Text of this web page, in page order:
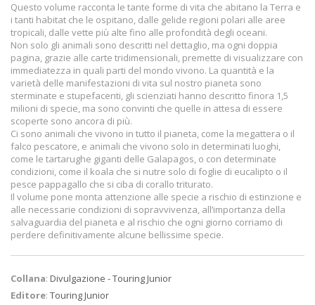
Questo volume racconta le tante forme di vita che abitano la Terra e
i tanti habitat che le ospitano, dalle gelide regioni polari alle aree
tropicali, dalle vette più alte fino alle profondità degli oceani.
Non solo gli animali sono descritti nel dettaglio, ma ogni doppia
pagina, grazie alle carte tridimensionali, premette di visualizzare con
immediatezza in quali parti del mondo vivono. La quantità e la
varietà delle manifestazioni di vita sul nostro pianeta sono
sterminate e stupefacenti, gli scienziati hanno descritto finora 1,5
milioni di specie, ma sono convinti che quelle in attesa di essere
scoperte sono ancora di più.
Ci sono animali che vivono in tutto il pianeta, come la megattera o il
falco pescatore, e animali che vivono solo in determinati luoghi,
come le tartarughe giganti delle Galapagos, o con determinate
condizioni, come il koala che si nutre solo di foglie di eucalipto o il
pesce pappagallo che si ciba di corallo triturato.
Il volume pone monta attenzione alle specie a rischio di estinzione e
alle necessarie condizioni di sopravvivenza, all’importanza della
salvaguardia del pianeta e al rischio che ogni giorno corriamo di
perdere definitivamente alcune bellissime specie.
Collana: Divulgazione - Touring Junior
Editore: Touring Junior